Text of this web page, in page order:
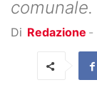
comunale.
Di Redazione -